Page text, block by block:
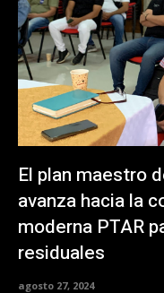
El plan maestro
avanza hacia la
moderna PTAR
residuales
agosto 27, 2024